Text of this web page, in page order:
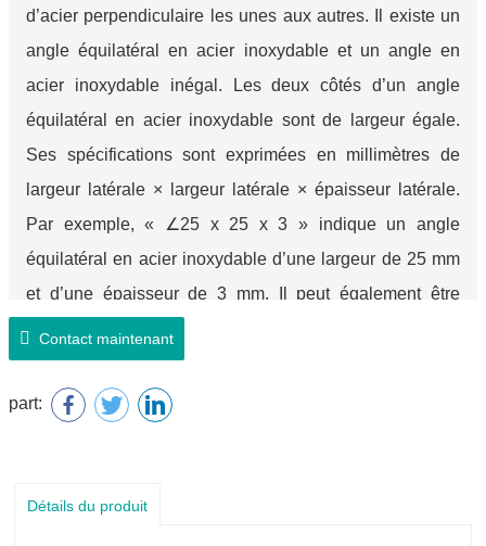
d’acier perpendiculaire les unes aux autres. Il existe un
angle équilatéral en acier inoxydable et un angle en
acier inoxydable inégal. Les deux côtés d’un angle
équilatéral en acier inoxydable sont de largeur égale.
Ses spécifications sont exprimées en millimètres de
largeur latérale × largeur latérale × épaisseur latérale.
Par exemple, « ∠25 x 25 x 3 » indique un angle
équilatéral en acier inoxydable d’une largeur de 25 mm
et d’une épaisseur de 3 mm. Il peut également être
représenté par le modèle, qui est le nombre de
centimètres de largeur de bord, par exemple ∠2,5 #. Le
modèle ne représente pas la taille de différentes
l’angle en acier inoxydable, la taille de l’épaisseur
Contact maintenant
part:
Détails du produit